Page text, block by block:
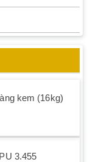
kem (16kg)
3.455